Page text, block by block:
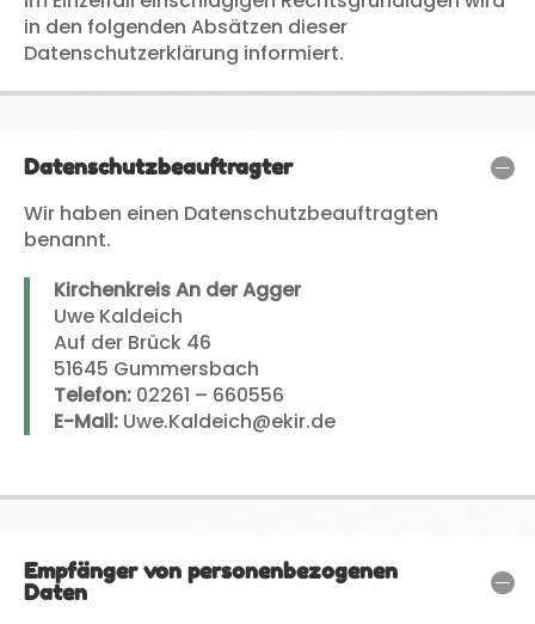
in den folgenden Absätzen dieser
Datenschutzerklärung informiert.
Datenschutzbeauftragter
Wir haben einen Datenschutzbeauftragten
benannt.
Kirchenkreis An der Agger
Uwe Kaldeich
Auf der Brück 46
51645 Gummersbach
Telefon: 02261 – 660556
E-Mail: Uwe.Kaldeich@ekir.de
Empfänger von personenbezogenen
Daten